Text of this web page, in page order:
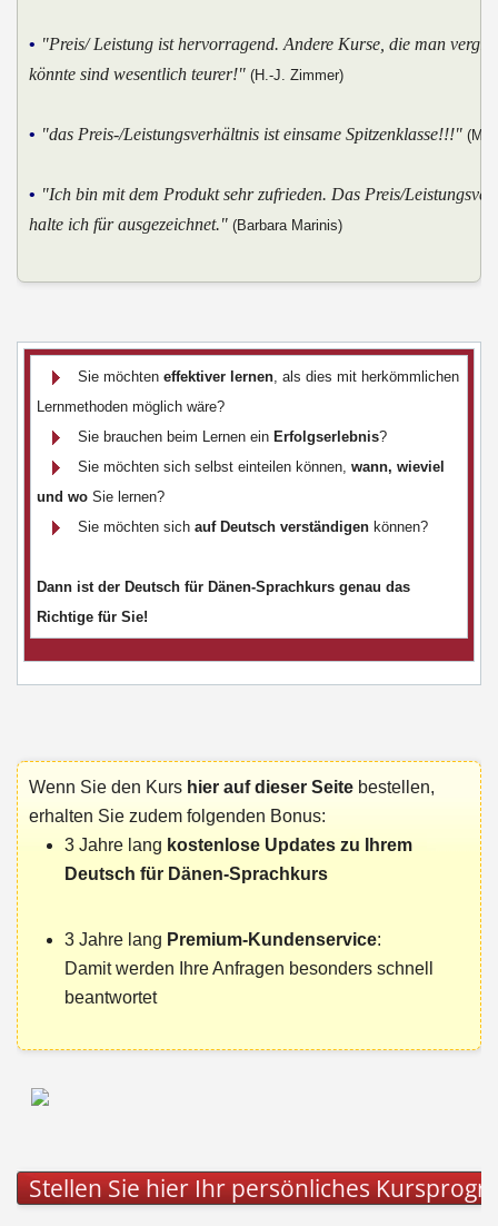
• "Preis/ Leistung ist hervorragend. Andere Kurse, die man
könnte sind wesentlich teurer!"(H.-J. Zimmer)
• "das Preis-/Leistungsverhältnis ist einsame Spitzenklasse!!!"
• "Ich bin mit dem Produkt sehr zufrieden. Das Preis/
halte ich für ausgezeichnet."(Barbara Marinis)
Sie möchten effektiver lernen , als dies mit herkömmlichen
Lernmethoden möglich wäre?
Sie brauchen beim Lernen ein Erfolgserlebnis?
Sie möchten sich selbst einteilen können, wann, wieviel
und wo Sie lernen?
Sie möchten sich auf Deutsch verständigen können?
Dann ist der Deutsch für Dänen-Sprachkurs genau das
Richtige für Sie!
Wenn Sie den Kurs hier auf dieser Seitebestellen,
erhalten Sie zudem folgenden Bonus:
3 Jahre lang kostenlose Updates zu Ihrem
Deutsch für Dänen-Sprachkurs
3 Jahre lang Premium-Kundenservice:
Damit werden Ihre Anfragen besonders schnell
beantwortet
Stellen Sie hier Ihr persönliches